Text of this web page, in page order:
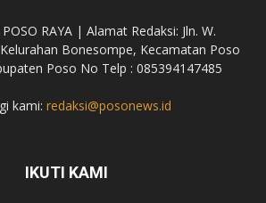
RAYA | Alamat Redaksi: Jln. W.
Bonesompe, Kecamatan Poso
Poso No Telp : 085394147485
kami: redaksi@posonews.id
IKUTI KAMI